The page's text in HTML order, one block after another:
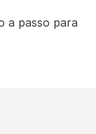
a passo para